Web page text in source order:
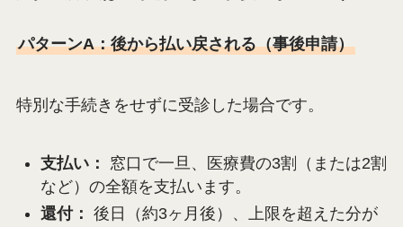
パターンA：後から払い戻される（事後申請）
特別な手続きをせずに受診した場合です。
支払い：
窓口で一旦、医療費の3割（または2割
など）の全額を支払います。
還付： 後日（約3ヶ月後）、上限を超えた分が